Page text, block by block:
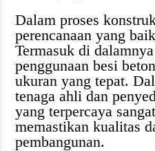
Dalam proses
perencanaan yang
Termasuk di
penggunaan besi
ukuran yang tepat.
tenaga ahli dan
yang terpercaya
memastikan kualitas
pembangunan.